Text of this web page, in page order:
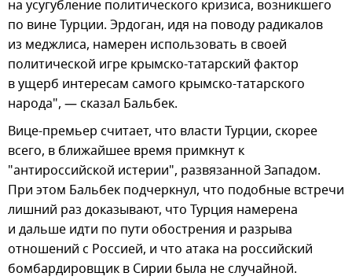
на усугубление политического кризиса, возникшего
по вине Турции. Эрдоган, идя на поводу радикалов
из меджлиса, намерен использовать в своей
политической игре крымско-татарский фактор
в ущерб интересам самого крымско-татарского
народа", — сказал Бальбек.
Вице-премьер считает, что власти Турции, скорее
всего, в ближайшее время примкнут к
"антироссийской истерии", развязанной Западом.
При этом Бальбек подчеркнул, что подобные встречи
лишний раз доказывают, что Турция намерена
и дальше идти по пути обострения и разрыва
отношений с Россией, и что атака на российский
бомбардировщик в Сирии была не случайной.